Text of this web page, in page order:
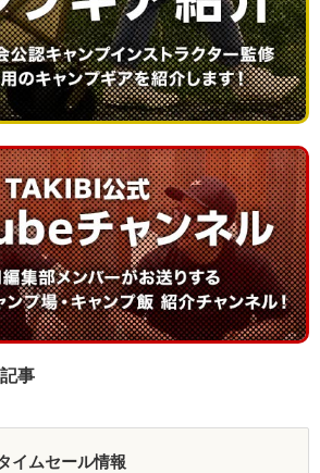
事
イムセール情報